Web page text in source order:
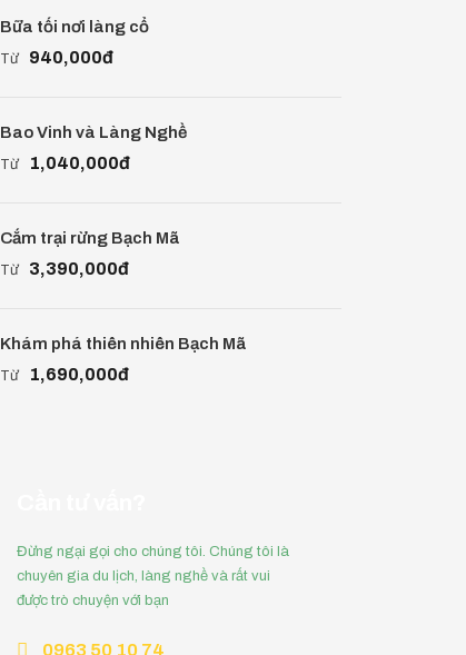
Bữa tối nơi làng cổ
Từ 940,000đ
Bao Vinh và Làng Nghề
Từ 1,040,000đ
Cắm trại rừng Bạch Mã
Từ 3,390,000đ
Khám phá thiên nhiên Bạch Mã
Từ 1,690,000đ
Đừng ngại gọi cho chúng tôi. Chúng tôi là
chuyên gia du lịch, làng nghề và rất vui
được trò chuyện với bạn
0963 50 10 74